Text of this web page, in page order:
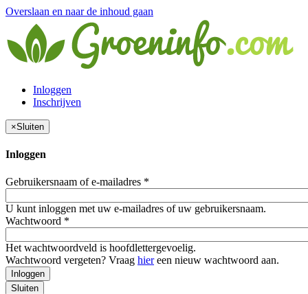
Overslaan en naar de inhoud gaan
Inloggen
Inschrijven
×Sluiten
Inloggen
Gebruikersnaam of e-mailadres *
U kunt inloggen met uw e-mailadres of uw gebruikersnaam.
Wachtwoord *
Het wachtwoordveld is hoofdlettergevoelig.
Wachtwoord vergeten? Vraag hiereen nieuw wachtwoord aan.
Inloggen
Sluiten